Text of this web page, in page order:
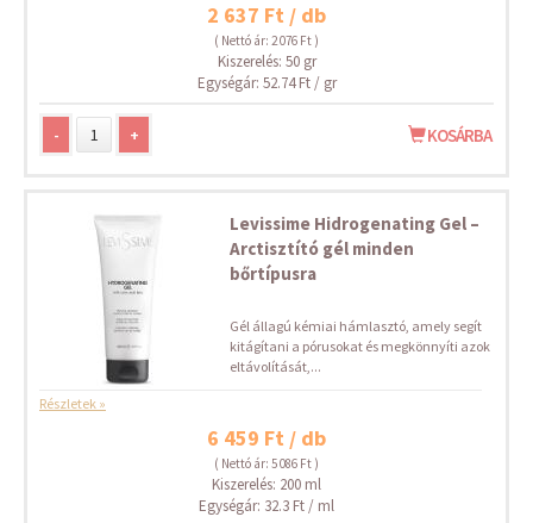
2 637 Ft / db
( Nettó ár: 2 076 Ft )
Kiszerelés: 50 gr
Egységár: 52.74 Ft / gr
- + KOSÁRBA
Levissime Hidrogenating Gel –
Arctisztító gél minden
bőrtípusra
Gél állagú kémiai hámlasztó, amely segít
kitágítani a pórusokat és megkönnyíti azok
eltávolítását,...
Részletek »
6 459 Ft / db
( Nettó ár: 5 086 Ft )
Kiszerelés: 200 ml
Egységár: 32.3 Ft / ml